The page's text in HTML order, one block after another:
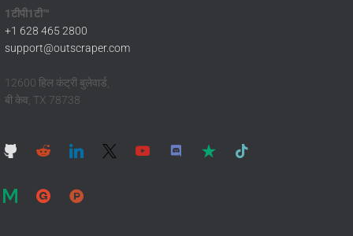
1टीपी1टी™
+1 628 465 2800
support@outscraper.com
12600 हिल कंट्री बुलेवार्ड,
बी केव, TX 78738